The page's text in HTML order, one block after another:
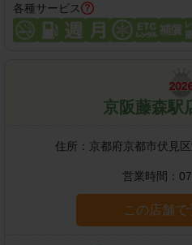
各種サービス
京阪藤森駅
住所： 京都府京都市伏見
営業時間：
この店舗で